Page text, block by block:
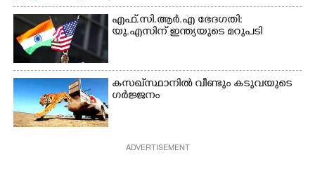
എഫ്.സി.ആർ.എ ഭേദഗതി:
യു.എസിന് ഇന്ത്യയുടെ മറുപടി
കസഖ്‌സ്ഥാനിൽ വീണ്ടും കടുവയുടെ
ഗർജ്ജനം
ADVERTISEMENT